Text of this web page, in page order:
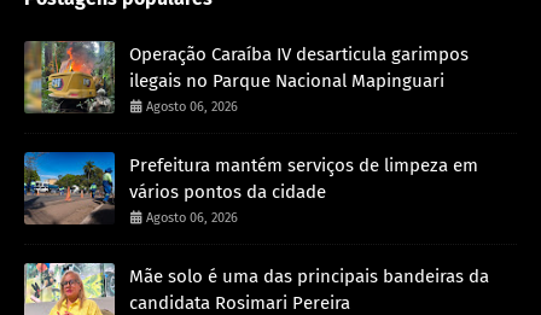
Operação Caraíba IV desarticula garimpos
ilegais no Parque Nacional Mapinguari
Agosto 06, 2026
Prefeitura mantém serviços de limpeza em
vários pontos da cidade
Agosto 06, 2026
Mãe solo é uma das principais bandeiras da
candidata Rosimari Pereira